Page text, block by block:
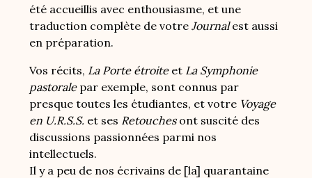
été accueillis avec enthousiasme, et une
traduction complète de votre Journalest aussi
en préparation.
Vos récits, La Porte étroite et La Symphonie
pastoralepar exemple, sont connus par
presque toutes les étudiantes, et votre Voyage
en U.R.S.S. et ses Retouchesont suscité des
discussions passionnées parmi nos
intellectuels.
Il y a peu de nos écrivains de [la] quarantaine